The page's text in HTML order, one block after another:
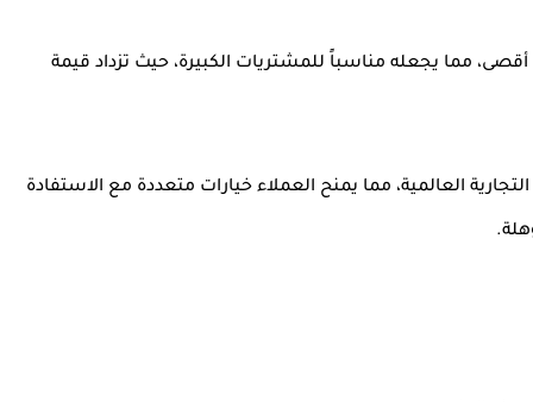
أقصى، مما يجعله مناسباً للمشتريات الكبيرة، حيث تزداد قيمة
العالمية، مما يمنح العملاء خيارات متعددة مع الاستفادة